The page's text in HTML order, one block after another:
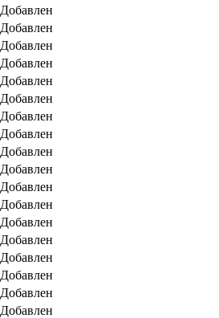
Добавлен
Добавлен
Добавлен
Добавлен
Добавлен
Добавлен
Добавлен
Добавлен
Добавлен
Добавлен
Добавлен
Добавлен
Добавлен
Добавлен
Добавлен
Добавлен
Добавлен
Добавлен